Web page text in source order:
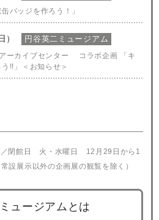
バッジを作ろう！」
）
円谷英二ミュージアム
ーカイブセンター コラボ企画 「キ
!!」＜お知らせ＞
閉館日 火・水曜日 12月29日から1
設展示以外の企画展の観覧を除く）
ュージアムとは